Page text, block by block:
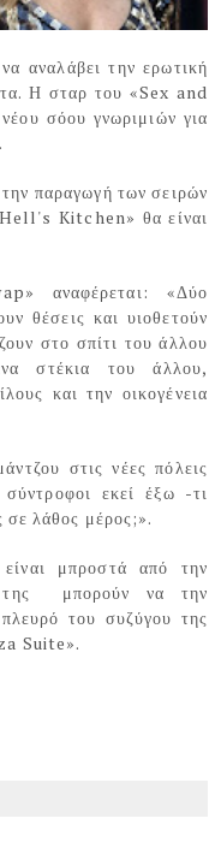
αναλάβει την ερωτική
Η σταρ του «Sex and
σόου γνωριμιών για
παραγωγή των σειρών
Kitchen» θα είναι
αναφέρεται: «Δύο
θέσεις και υιοθετούν
στο σπίτι του άλλου
στέκια του άλλου,
και την οικογένεια
στις νέες πόλεις
εκεί έξω -τι
σε λάθος μέρος;».
μπροστά από την
μπορούν να την
του συζύγου της
Suite».